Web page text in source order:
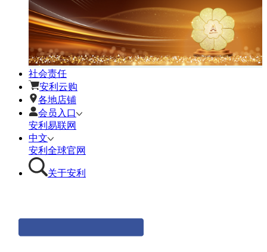
社会责任
安利云购
各地店铺
会员入口
安利易联网
中文
安利全球官网
关于安利